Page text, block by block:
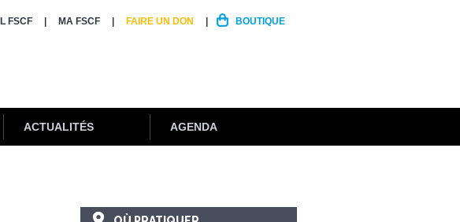
FSCF MA FSCF FAIRE UN DON BOUTIQUE
ACTUALITÉS AGENDA